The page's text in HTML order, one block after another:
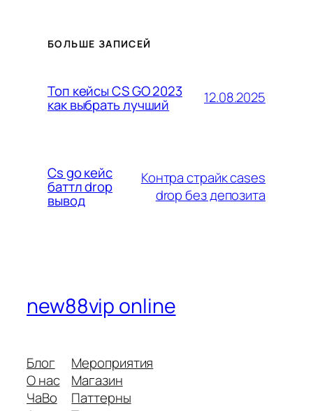
БОЛЬШЕ ЗАПИСЕЙ
Топ кейсы CS GO 2023
как выбрать лучший 12.08.2025
Cs go кейс
баттл drop
вывод
Контра страйк cases
drop без депозита
new88vip online
Блог
О нас
ЧаВо
Мероприятия
Магазин
Паттерны